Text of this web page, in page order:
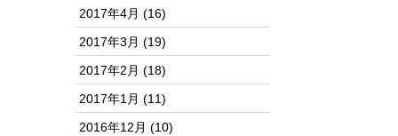
2017年4月 (16)
2017年3月 (19)
2017年2月 (18)
2017年1月 (11)
2016年12月 (10)